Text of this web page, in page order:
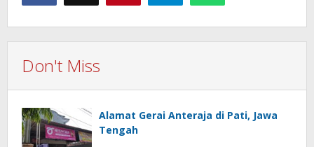
Don't Miss
Alamat Gerai Anteraja di Pati, Jawa
Tengah